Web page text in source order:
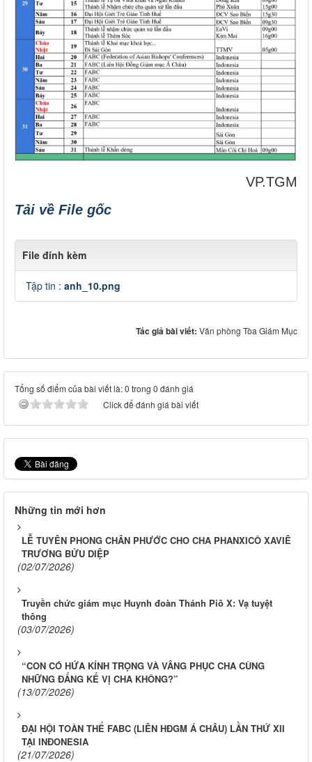
VP.TGM
Tải về File gốc
File đính kèm
Tập tin : anh_10.png
Tác giả bài viết: Văn phòng Tòa Giám Mục
Tổng số điểm của bài viết là: 0 trong 0 đánh giá
Click để đánh giá bài viết
Những tin mới hơn
LỄ TUYÊN PHONG CHÂN PHƯỚC CHO CHA PHANXICÔ XAVIÊ
TRƯƠNG BỬU DIỆP
(02/07/2026)
Truyền chức giám mục Huynh đoàn Thánh Piô X: Vạ tuyệt
thông
(03/07/2026)
“CON CÓ HỨA KÍNH TRỌNG VÀ VÂNG PHỤC CHA CÙNG
NHỮNG ĐẤNG KẾ VỊ CHA KHÔNG?”
(13/07/2026)
ĐẠI HỘI TOÀN THỂ FABC (LIÊN HĐGM Á CHÂU) LẦN THỨ XII
TẠI INĐONESIA
(21/07/2026)